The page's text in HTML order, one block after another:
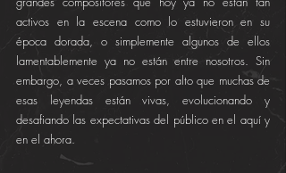
activos en la escena como lo estuvieron en su
época dorada, o simplemente algunos de ellos
lamentablemente ya no están entre nosotros. Sin
embargo, a veces pasamos por alto que muchas de
esas leyendas están vivas, evolucionando y
desafiando las expectativas del público en el aquí y
en el ahora.